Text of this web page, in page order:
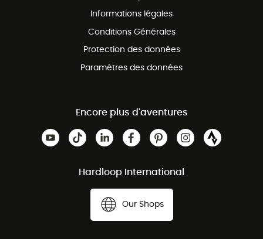
Informations légales
Conditions Générales
Protection des données
Paramètres des données
Encore plus d'aventures
Hardloop International
Our Shops